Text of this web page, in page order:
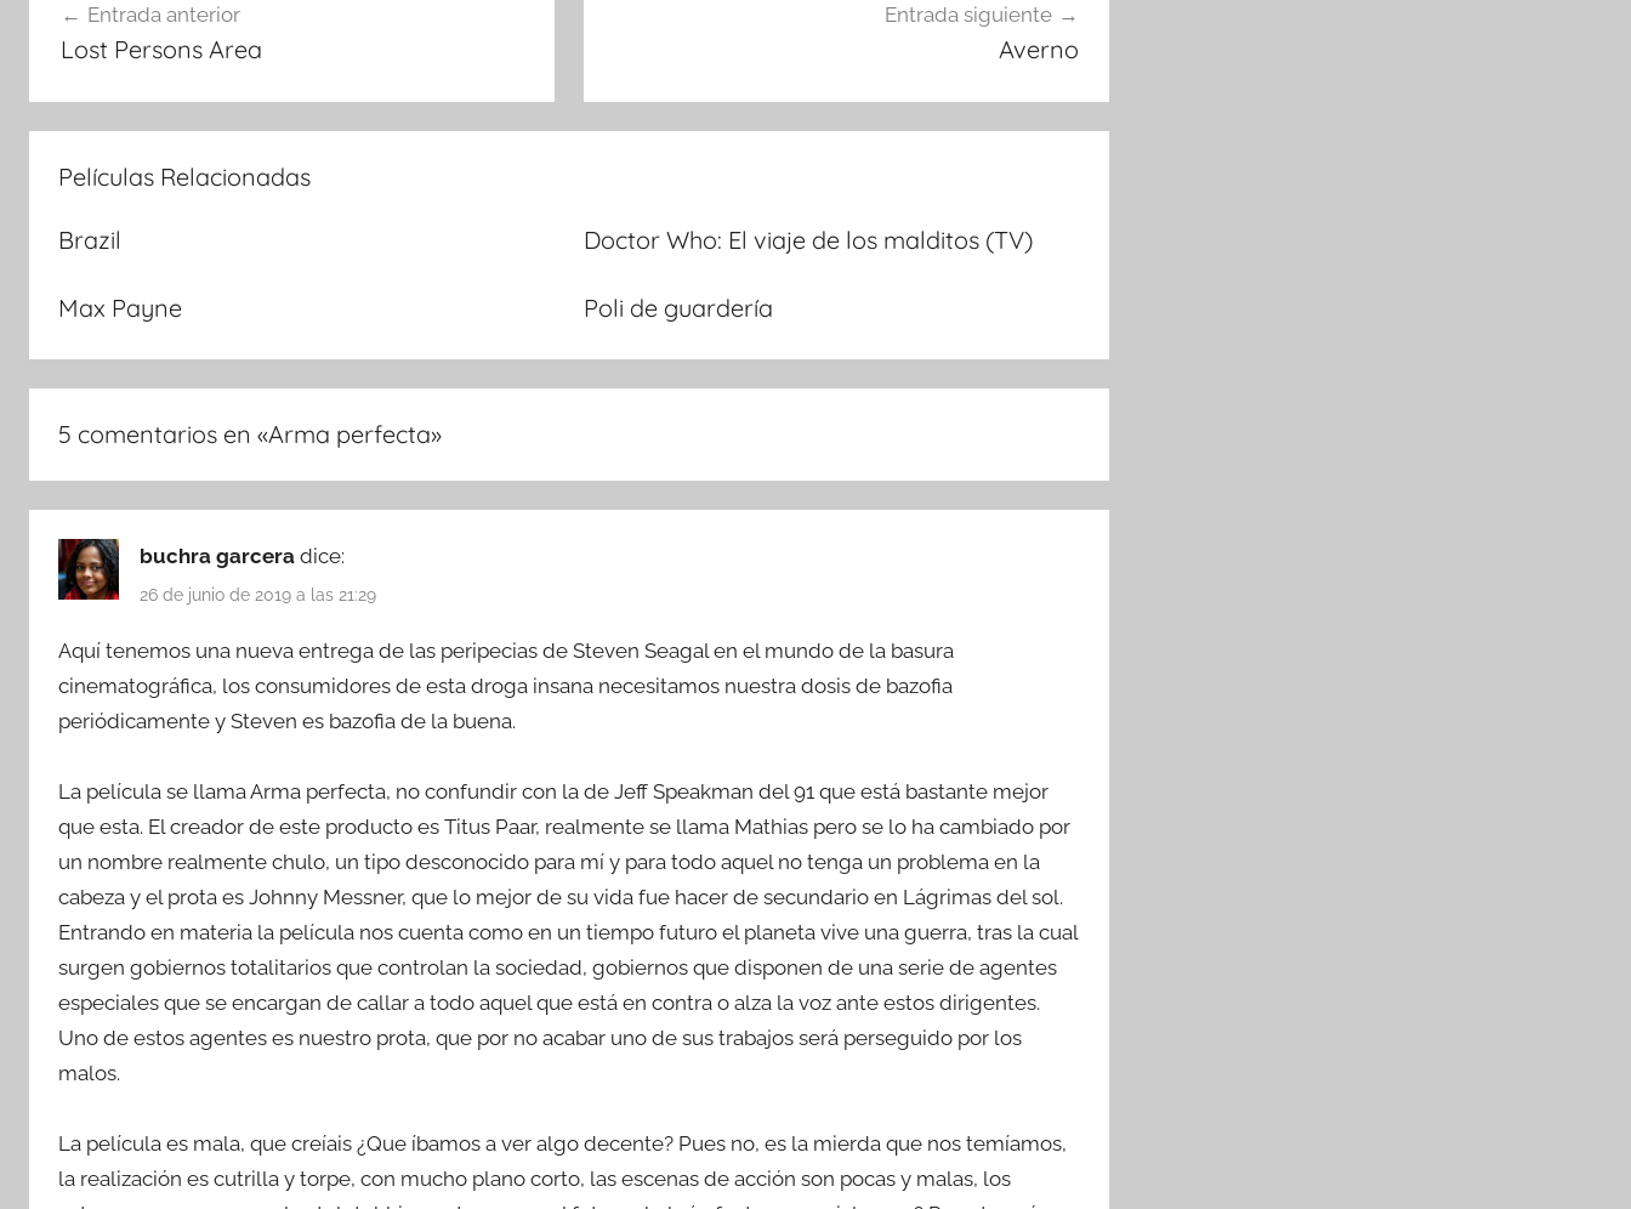
Navegación
de
entradas
Entrada anterior
Lost Persons Area
Entrada siguiente
Averno
Películas Relacionadas
Brazil Doctor Who: El viaje de los malditos (TV)
Max Payne Poli de guardería
5 comentarios en «Arma perfecta»
buchra garcera dice:
26 de junio de 2019 a las 21:29
Aquí tenemos una nueva entrega de las peripecias de Steven Seagal en el mundo de la basura
cinematográfica, los consumidores de esta droga insana necesitamos nuestra dosis de bazofia
periódicamente y Steven es bazofia de la buena.
La película se llama Arma perfecta, no confundir con la de Jeff Speakman del 91 que está bastante mejor
que esta. El creador de este producto es Titus Paar, realmente se llama Mathias pero se lo ha cambiado por
un nombre realmente chulo, un tipo desconocido para mí y para todo aquel no tenga un problema en la
cabeza y el prota es Johnny Messner, que lo mejor de su vida fue hacer de secundario en Lágrimas del sol.
Entrando en materia la película nos cuenta como en un tiempo futuro el planeta vive una guerra, tras la cual
surgen gobiernos totalitarios que controlan la sociedad, gobiernos que disponen de una serie de agentes
especiales que se encargan de callar a todo aquel que está en contra o alza la voz ante estos dirigentes.
Uno de estos agentes es nuestro prota, que por no acabar uno de sus trabajos será perseguido por los
malos.
La película es mala, que creíais ¿Que íbamos a ver algo decente? Pues no, es la mierda que nos temíamos,
la realización es cutrilla y torpe, con mucho plano corto, las escenas de acción son pocas y malas, los